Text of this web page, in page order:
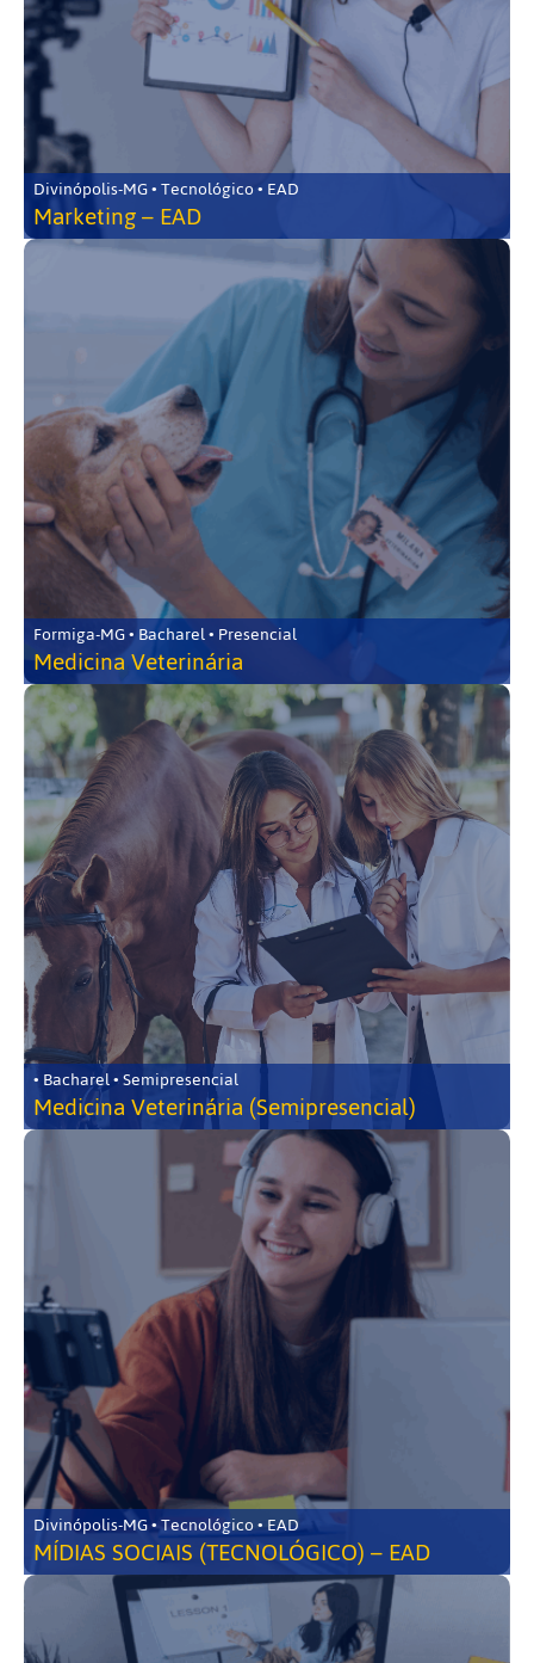
Divinópolis-MG • Tecnológico • EAD
Marketing – EAD
Formiga-MG • Bacharel • Presencial
Medicina Veterinária
• Bacharel • Semipresencial
Medicina Veterinária (Semipresencial)
Divinópolis-MG • Tecnológico • EAD
MÍDIAS SOCIAIS (TECNOLÓGICO) – EAD